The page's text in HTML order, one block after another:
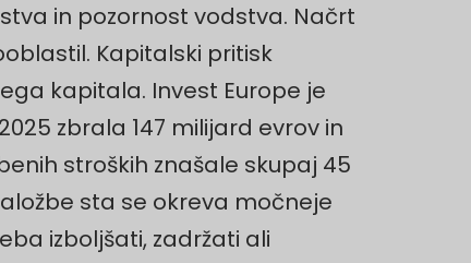
in pozornost vodstva. Načrt
Kapitalski pritisk
kapitala. Invest Europe je
zbrala 147 milijard evrov in
stroških znašale skupaj 45
sta se okreva močneje
izboljšati, zadržati ali